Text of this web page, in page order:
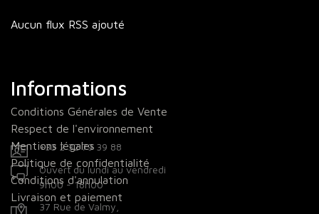
Aucun flux RSS ajouté
Informations
Conditions Générales de Vente
Respect de l'environnement
Mentions légales
Politique de confidentialité
Conditions d'annulation
Livraison et paiement
+33 2 32 79 39 88
Ouvert du lundi au vendredi
9h00 - 18h00
37 Rue de Valmy,